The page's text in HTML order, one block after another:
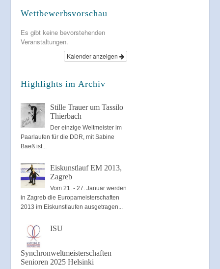
Wettbewerbsvorschau
Es gibt keine bevorstehenden
Veranstaltungen.
Kalender anzeigen
Highlights im Archiv
Stille Trauer um Tassilo
Thierbach
Der einzige Weltmeister im
Paarlaufen für die DDR, mit Sabine
Baeß ist...
Eiskunstlauf EM 2013,
Zagreb
Vom 21. - 27. Januar werden
in Zagreb die Europameisterschaften
2013 im Eiskunstlaufen ausgetragen...
ISU
Synchronweltmeisterschaften
Senioren 2025 Helsinki